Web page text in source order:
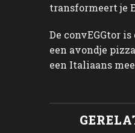
transformeert je
De convEGGtor
een avondje
een Italiaans